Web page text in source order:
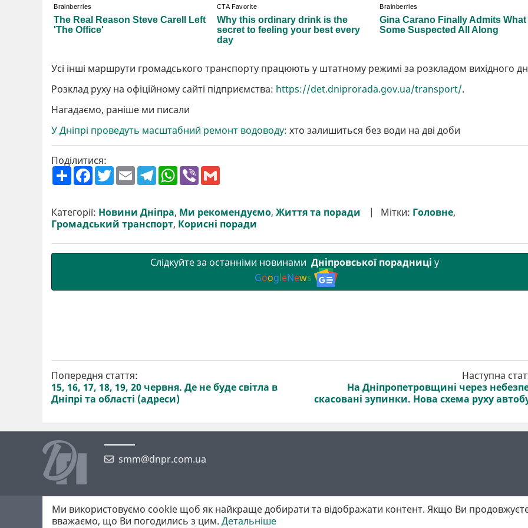
Усі інші маршрути громадського транспорту працюють у штатному режимі за розкладом вихідного
Розклад руху на офіційному сайті підприємства: https://det.dniprorada.gov.ua/transport/.
Нагадаємо, раніше ми писали
У Дніпрі проведуть масштабний ремонт водоводу: хто залишиться без води на дві доби
Поділитися:
П
о
р
и
т
F
a
b
o
o
T
w
t
e
r
E
m
l
T
e
g
r
a
W
h
s
A
p
V
r l
Категорії: Новини Дніпра, Ми рекомендуємо, Життя та поради Мітки: Головне,
Громадський транспорт, Корисні поради
Слідкуйте за останніми новинами Дніпровської порадниці у
GoogleNews
Попередня стаття:
15, 16, 17, 18, 19, 20 червня. Де не буде світла в
Дніпрі та області (адреси)
Наступна
На Дніпропетровщині через
скасовані зупинки. Нова схема руху
smm@dnpr.com.ua
©2026 https://dnpr.com.ua Дніпровська порадниця
Всі права захищені. При повному або частковому використанні матеріалів обов'язкове активне гіперпосилання у першому абзаці.
Ми використовуємо cookie щоб як найкраще добирати та відображати контент. Якщо Ви
вважаємо, що Ви погодились з цим. Детальніше